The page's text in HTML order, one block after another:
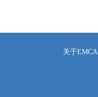
关于EMCA